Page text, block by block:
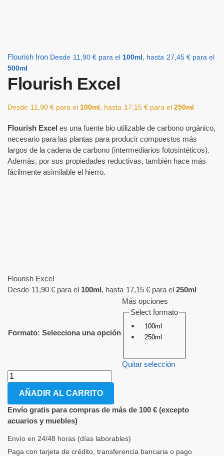
Flourish Iron Desde 11,90 € para el 100ml , hasta 27,45 € para el
500ml
Flourish Excel
Desde 11,90 € para el 100ml , hasta 17,15 € para el 250ml
Flourish Excel es una fuente bio utilizable de carbono orgánico,
necesario para las plantas para producir compuestos más
largos de la cadena de carbono (intermediarios fotosintéticos).
Además, por sus propiedades reductivas, también hace más
fácilmente asimilable el hierro.
Flourish Excel
Desde 11,90 € para el 100ml, hasta 17,15 € para el 250ml
Formato: Selecciona una opción
Más opciones
Select formato
100ml
250ml
Quitar selección
AÑADIR AL CARRITO
Envío gratis para compras de más de 100 € (excepto
acuarios y muebles)
Envío en 24/48 horas (días laborables)
Paga con tarjeta de crédito, transferencia bancaria o pago